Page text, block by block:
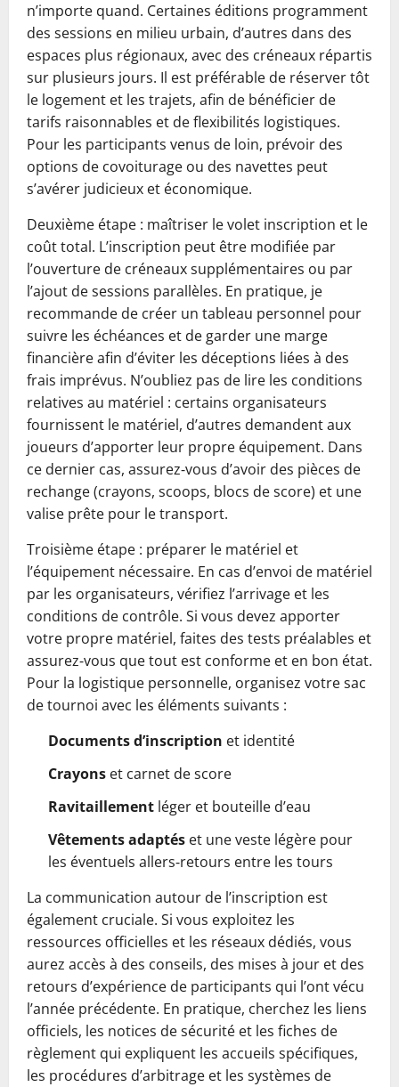
n’importe quand. Certaines éditions programment
des sessions en milieu urbain, d’autres dans des
espaces plus régionaux, avec des créneaux répartis
sur plusieurs jours. Il est préférable de réserver tôt
le logement et les trajets, afin de bénéficier de
tarifs raisonnables et de flexibilités logistiques.
Pour les participants venus de loin, prévoir des
options de covoiturage ou des navettes peut
s’avérer judicieux et économique.
Deuxième étape : maîtriser le volet inscription et le
coût total. L’inscription peut être modifiée par
l’ouverture de créneaux supplémentaires ou par
l’ajout de sessions parallèles. En pratique, je
recommande de créer un tableau personnel pour
suivre les échéances et de garder une marge
financière afin d’éviter les déceptions liées à des
frais imprévus. N’oubliez pas de lire les conditions
relatives au matériel : certains organisateurs
fournissent le matériel, d’autres demandent aux
joueurs d’apporter leur propre équipement. Dans
ce dernier cas, assurez‑vous d’avoir des pièces de
rechange (crayons, scoops, blocs de score) et une
valise prête pour le transport.
Troisième étape : préparer le matériel et
l’équipement nécessaire. En cas d’envoi de matériel
par les organisateurs, vérifiez l’arrivage et les
conditions de contrôle. Si vous devez apporter
votre propre matériel, faites des tests préalables et
assurez‑vous que tout est conforme et en bon état.
Pour la logistique personnelle, organisez votre sac
de tournoi avec les éléments suivants :
Documents d’inscription et identité
Crayons et carnet de score
Ravitaillement léger et bouteille d’eau
Vêtements adaptés et une veste légère pour
les éventuels allers‑retours entre les tours
La communication autour de l’inscription est
également cruciale. Si vous exploitez les
ressources officielles et les réseaux dédiés, vous
aurez accès à des conseils, des mises à jour et des
retours d’expérience de participants qui l’ont vécu
l’année précédente. En pratique, cherchez les liens
officiels, les notices de sécurité et les fiches de
règlement qui expliquent les accueils spécifiques,
les procédures d’arbitrage et les systèmes de